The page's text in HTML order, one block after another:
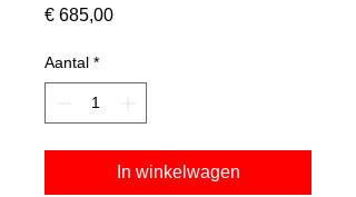
€ 685,00Prijs
Aantal *
In winkelwagen